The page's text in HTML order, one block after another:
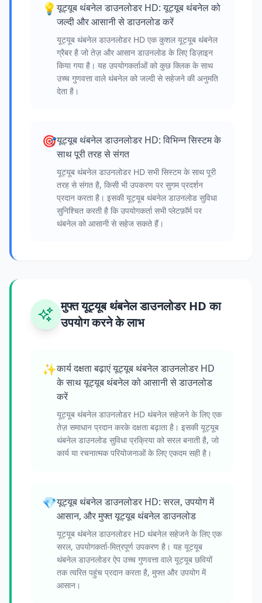
💡यूट्यूब थंबनेल डाउनलोडर HD: यूट्यूब थंबनेल को
जल्दी और आसानी से डाउनलोड करें
यूट्यूब थंबनेल डाउनलोडर HD एक कुशल यूट्यूब थंबनेल
ग्रैबर है जो तेज़ और आसान डाउनलोड के लिए डिज़ाइन
किया गया है। यह उपयोगकर्ताओं को कुछ क्लिक के साथ
उच्च गुणवत्ता वाले थंबनेल को जल्दी से सहेजने की अनुमति
देता है।
🎯यूट्यूब थंबनेल डाउनलोडर HD: विभिन्न सिस्टम के
साथ पूरी तरह से संगत
यूट्यूब थंबनेल डाउनलोडर HD सभी सिस्टम के साथ पूरी
तरह से संगत है, किसी भी उपकरण पर सुगम प्रदर्शन
प्रदान करता है। इसकी यूट्यूब थंबनेल डाउनलोड सुविधा
सुनिश्चित करती है कि उपयोगकर्ता सभी प्लेटफ़ॉर्म पर
थंबनेल को आसानी से सहेज सकते हैं।
मुफ्त यूट्यूब थंबनेल डाउनलोडर HD का
उपयोग करने के लाभ
✨कार्य दक्षता बढ़ाएं यूट्यूब थंबनेल डाउनलोडर HD
के साथ यूट्यूब थंबनेल को आसानी से डाउनलोड
करें
यूट्यूब थंबनेल डाउनलोडर HD थंबनेल सहेजने के लिए एक
तेज़ समाधान प्रदान करके दक्षता बढ़ाता है। इसकी यूट्यूब
थंबनेल डाउनलोड सुविधा प्रक्रिया को सरल बनाती है, जो
कार्य या रचनात्मक परियोजनाओं के लिए एकदम सही है।
💎यूट्यूब थंबनेल डाउनलोडर HD: सरल, उपयोग में
आसान, और मुफ्त यूट्यूब थंबनेल डाउनलोड
यूट्यूब थंबनेल डाउनलोडर HD थंबनेल सहेजने के लिए एक
सरल, उपयोगकर्ता-मित्रपूर्ण उपकरण है। यह यूट्यूब
थंबनेल डाउनलोडर ऐप उच्च गुणवत्ता वाले यूट्यूब छवियों
तक त्वरित पहुंच प्रदान करता है, मुफ्त और उपयोग में
आसान।